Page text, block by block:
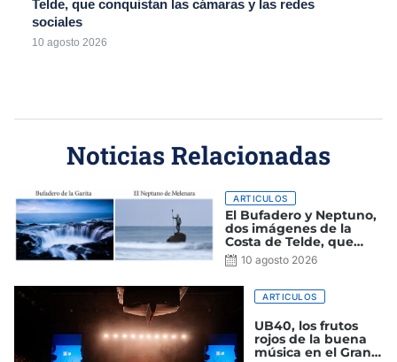
Telde, que conquistan las cámaras y las redes
sociales
10 agosto 2026
Noticias Relacionadas
ARTICULOS
El Bufadero y Neptuno,
dos imágenes de la
Costa de Telde, que
conquistan las cámaras
y las redes sociales
10 agosto 2026
ARTICULOS
UB40, los frutos
rojos de la buena
música en el Gran